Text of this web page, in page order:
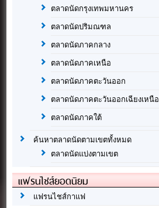
ตลาดนัดกรุงเทพมหานคร
ตลาดนัดปริมณฑล
ตลาดนัดภาคกลาง
ตลาดนัดภาคเหนือ
ตลาดนัดภาคตะวันออก
ตลาดนัดภาคตะวันออกเฉียงเหนือ
ตลาดนัดภาคใต้
ค้นหาตลาดนัดตามเขตทั้งหมด
ตลาดนัดแบ่งตามเขต
แฟรนไชส์ยอดนิยม
แฟรนไชส์กาแฟ